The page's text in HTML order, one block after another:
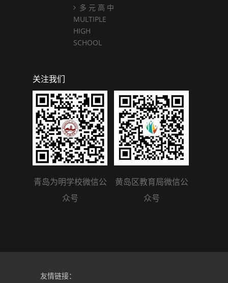
多 元 高 中
MULTIPLE
HIGH
SCHOOL
关注我们
青岛为明学校微信公
众号
黄岛区教育局微信公
众号
友情链接：